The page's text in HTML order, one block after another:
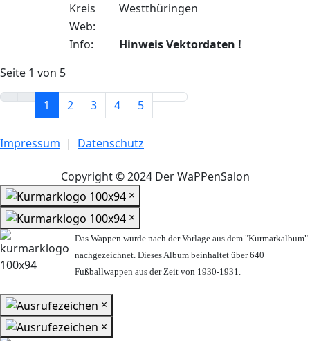
Kreis
Westthüringen
Web:
Info:
Hinweis Vektordaten !
Seite 1 von 5
1 2 3 4 5
Impressum | Datenschutz
Copyright © 2024 Der WaPPenSalon
×
×
Das Wappen wurde nach der Vorlage aus dem "Kurmarkalbum"
nachgezeichnet. Dieses Album beinhaltet über 640
Fußballwappen aus der Zeit von 1930-1931.
×
×